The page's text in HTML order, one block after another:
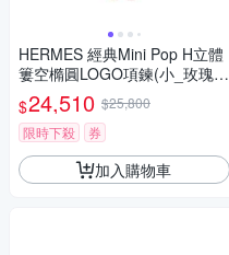
HERMES 經典Mini Pop H立體
簍空橢圓LOGO項鍊(小_玫瑰粉
x粉/玫瑰金)
$24,510 $25,800
限時下殺
券
加入購物車